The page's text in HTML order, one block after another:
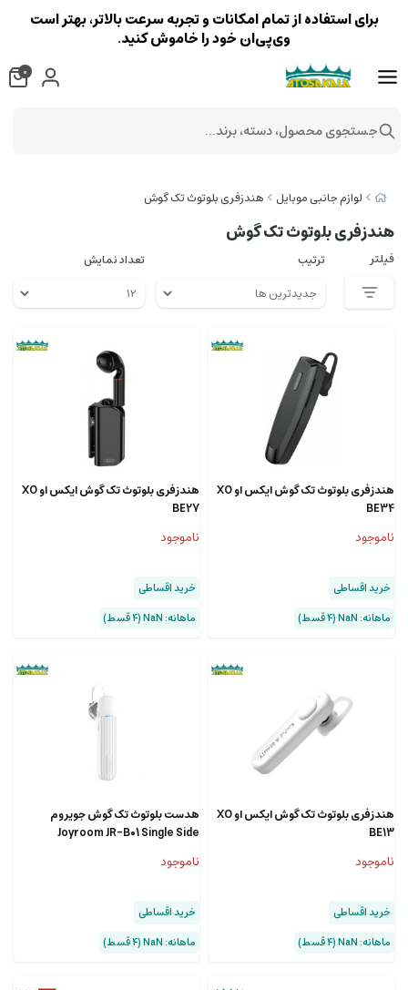
لوازم جانبی موبایل هندزفری بلوتوث تک گوش
هندزفری بلوتوث تک گوش
فیلتر ترتیب تعداد نمایش
هندزفری بلوتوث تک گوش ایکس او XO
BE34
ناموجود
خرید اقساطی
ماهانه: NaN (۴ قسط)
هندزفری بلوتوث تک گوش ایکس او XO
BE27
ناموجود
خرید اقساطی
ماهانه: NaN (۴ قسط)
هندزفری بلوتوث تک گوش ایکس او XO
BE13
ناموجود
خرید اقساطی
ماهانه: NaN (۴ قسط)
هدست بلوتوث تک گوش جویروم
Joyroom JR-B01 Single Side
ناموجود
خرید اقساطی
ماهانه: NaN (۴ قسط)
برای استفاده از تمام امکانات و تجربه سرعت بالاتر، بهتر است
وی‌پی‌ان خود را خاموش کنید.
0
جستجوی محصول، دسته، برند...